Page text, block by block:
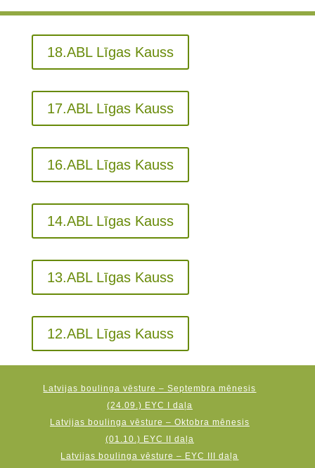
18.ABL Līgas Kauss
17.ABL Līgas Kauss
16.ABL Līgas Kauss
14.ABL Līgas Kauss
13.ABL Līgas Kauss
12.ABL Līgas Kauss
Latvijas boulinga vēsture – Septembra mēnesis
(24.09.) EYC I daļa
Latvijas boulinga vēsture – Oktobra mēnesis
(01.10.) EYC II daļa
Latvijas boulinga vēsture – EYC III daļa